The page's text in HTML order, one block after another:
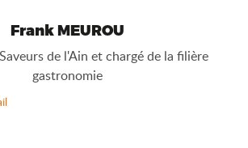
Frank MEUROU
de l'Ain et chargé de la filière
gastronomie